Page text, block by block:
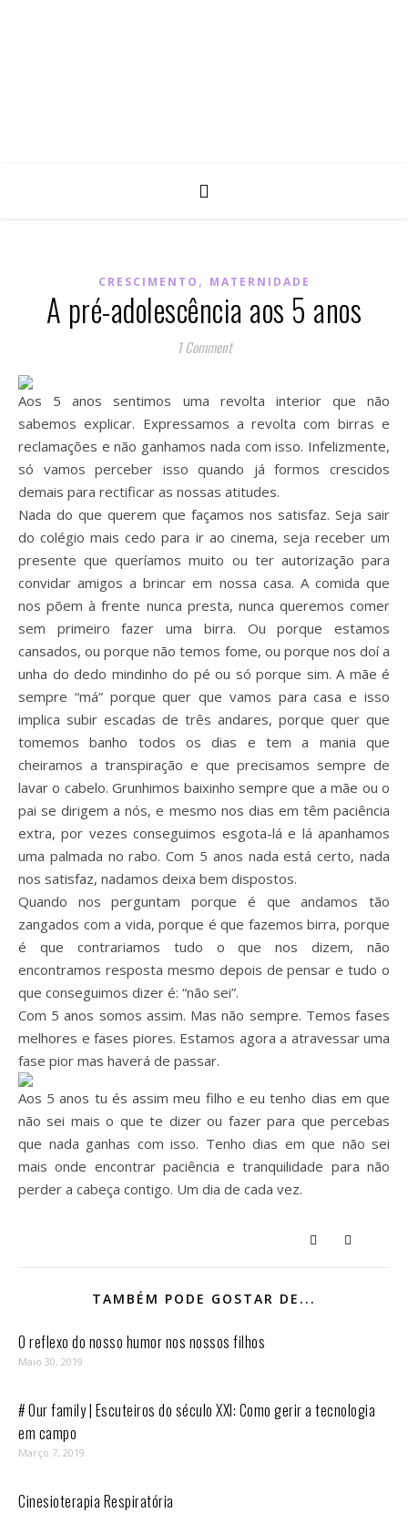
CRESCIMENTO , MATERNIDADE
A pré-adolescência aos 5 anos
1 Comment
Aos 5 anos sentimos uma revolta interior que não
sabemos explicar. Expressamos a revolta com birras e
reclamações e não ganhamos nada com isso. Infelizmente,
só vamos perceber isso quando já formos crescidos
demais para rectificar as nossas atitudes.
Nada do que querem que façamos nos satisfaz. Seja sair
do colégio mais cedo para ir ao cinema, seja receber um
presente que queríamos muito ou ter autorização para
convidar amigos a brincar em nossa casa. A comida que
nos põem à frente nunca presta, nunca queremos comer
sem primeiro fazer uma birra. Ou porque estamos
cansados, ou porque não temos fome, ou porque nos doí a
unha do dedo mindinho do pé ou só porque sim. A mãe é
sempre “má” porque quer que vamos para casa e isso
implica subir escadas de três andares, porque quer que
tomemos banho todos os dias e tem a mania que
cheiramos a transpiração e que precisamos sempre de
lavar o cabelo. Grunhimos baixinho sempre que a mãe ou o
pai se dirigem a nós, e mesmo nos dias em têm paciência
extra, por vezes conseguimos esgota-lá e lá apanhamos
uma palmada no rabo. Com 5 anos nada está certo, nada
nos satisfaz, nadamos deixa bem dispostos.
Quando nos perguntam porque é que andamos tão
zangados com a vida, porque é que fazemos birra, porque
é que contrariamos tudo o que nos dizem, não
encontramos resposta mesmo depois de pensar e tudo o
que conseguimos dizer é: “não sei”.
Com 5 anos somos assim. Mas não sempre. Temos fases
melhores e fases piores. Estamos agora a atravessar uma
fase pior mas haverá de passar.
Aos 5 anos tu és assim meu filho e eu tenho dias em que
não sei mais o que te dizer ou fazer para que percebas
que nada ganhas com isso. Tenho dias em que não sei
mais onde encontrar paciência e tranquilidade para não
perder a cabeça contigo. Um dia de cada vez.
TAMBÉM PODE GOSTAR DE...
O reflexo do nosso humor nos nossos filhos
Maio 30, 2019
# Our family | Escuteiros do século XXI: Como gerir a tecnologia
em campo
Março 7, 2019
Cinesioterapia Respiratória